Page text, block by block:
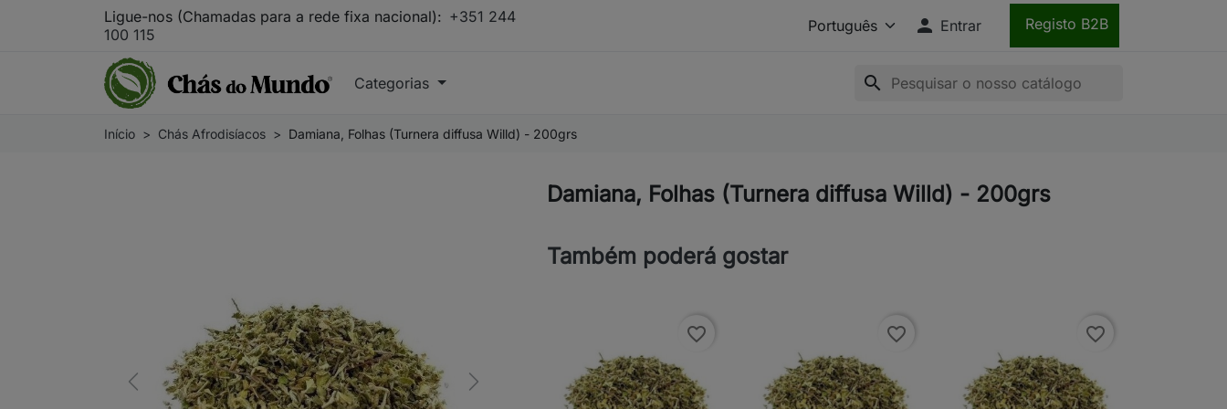
Ligue-nos (Chamadas para a rede fixa nacional): +351 244
100 115
 Entrar Registo B2B
Categorias search
Início Chás Afrodisíacos Damiana, Folhas (Turnera diffusa Willd) - 200grs
Previous Next
Damiana, Folhas (Turnera diffusa Willd) - 200grs
Também poderá gostar
favorite_border favorite_border favorite_border